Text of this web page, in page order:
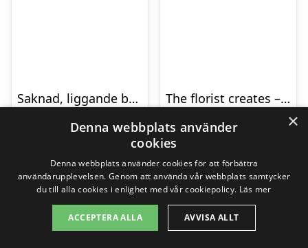
Saknad, liggande bukett
Gå till butik
The florist creates – Funeral heart
2595,00
Gå till butik
×
Denna webbplats använder
cookies
Denna webbplats använder cookies för att förbättra
användarupplevelsen. Genom att använda vår webbplats samtycker
du till alla cookies i enlighet med vår cookiepolicy. Läs mer
ACCEPTERA ALLA AVVISA ALLT